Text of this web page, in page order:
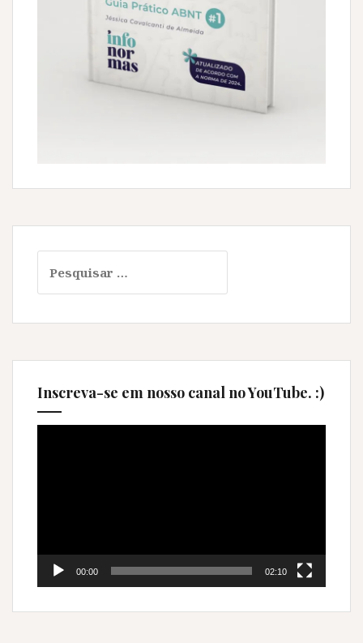
por:
Inscreva-se em nosso canal no YouTube. :)
00:00 02:10